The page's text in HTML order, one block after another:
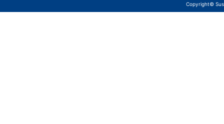
Copyright©